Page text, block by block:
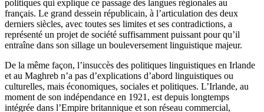
politiques qui explique ce passage des langues régionales au
français. Le grand dessein républicain, à l’articulation des deux
derniers siècles, avec toutes ses limites et ses contradictions, a
représenté un projet de société suffisamment puissant pour qu’il
entraîne dans son sillage un bouleversement linguistique majeur.
De la même façon, l’insuccès des politiques linguistiques en Irlande
et au Maghreb n’a pas d’explications d’abord linguistiques ou
culturelles, mais économiques, sociales et politiques. L’Irlande, au
moment de son indépendance en 1921, est depuis longtemps
intégrée dans l’Empire britannique et son réseau commercial,